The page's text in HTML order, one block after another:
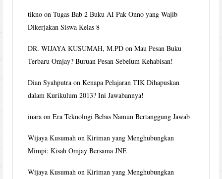
tikno onTugas Bab 2 Buku AI Pak Onno yang Wajib
Dikerjakan Siswa Kelas 8
DR. WIJAYA KUSUMAH, M.PD onMau Pesan Buku
Terbaru Omjay? Buruan Pesan Sebelum Kehabisan!
Dian Syahputra onKenapa Pelajaran TIK Dihapuskan
dalam Kurikulum 2013? Ini Jawabannya!
inara onEra Teknologi Bebas Namun Bertanggung Jawab
Wijaya Kusumah onKiriman yang Menghubungkan
Mimpi: Kisah Omjay Bersama JNE
Wijaya Kusumah onKiriman yang Menghubungkan